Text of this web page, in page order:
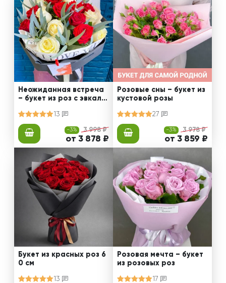
Неожиданная встреча
– букет из роз с эвкали
13
-3% 3 998 ₽
от 3 878 ₽
Розовые сны – букет из
кустовой розы
27
-3% 3 978 ₽
от 3 859 ₽
Букет из красных роз 6
0 см
13
Розовая мечта – букет
из розовых роз
17